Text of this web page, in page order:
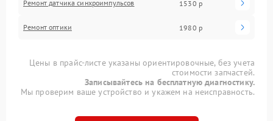
Ремонт датчика синхроимпульсов 1530 р
Ремонт оптики 1980 р
Цены в прайс-листе указаны ориентировочные, без учета
стоимости запчастей.
Записывайтесь на бесплатную диагностику.
Мы проверим ваше устройство и укажем на неисправность.